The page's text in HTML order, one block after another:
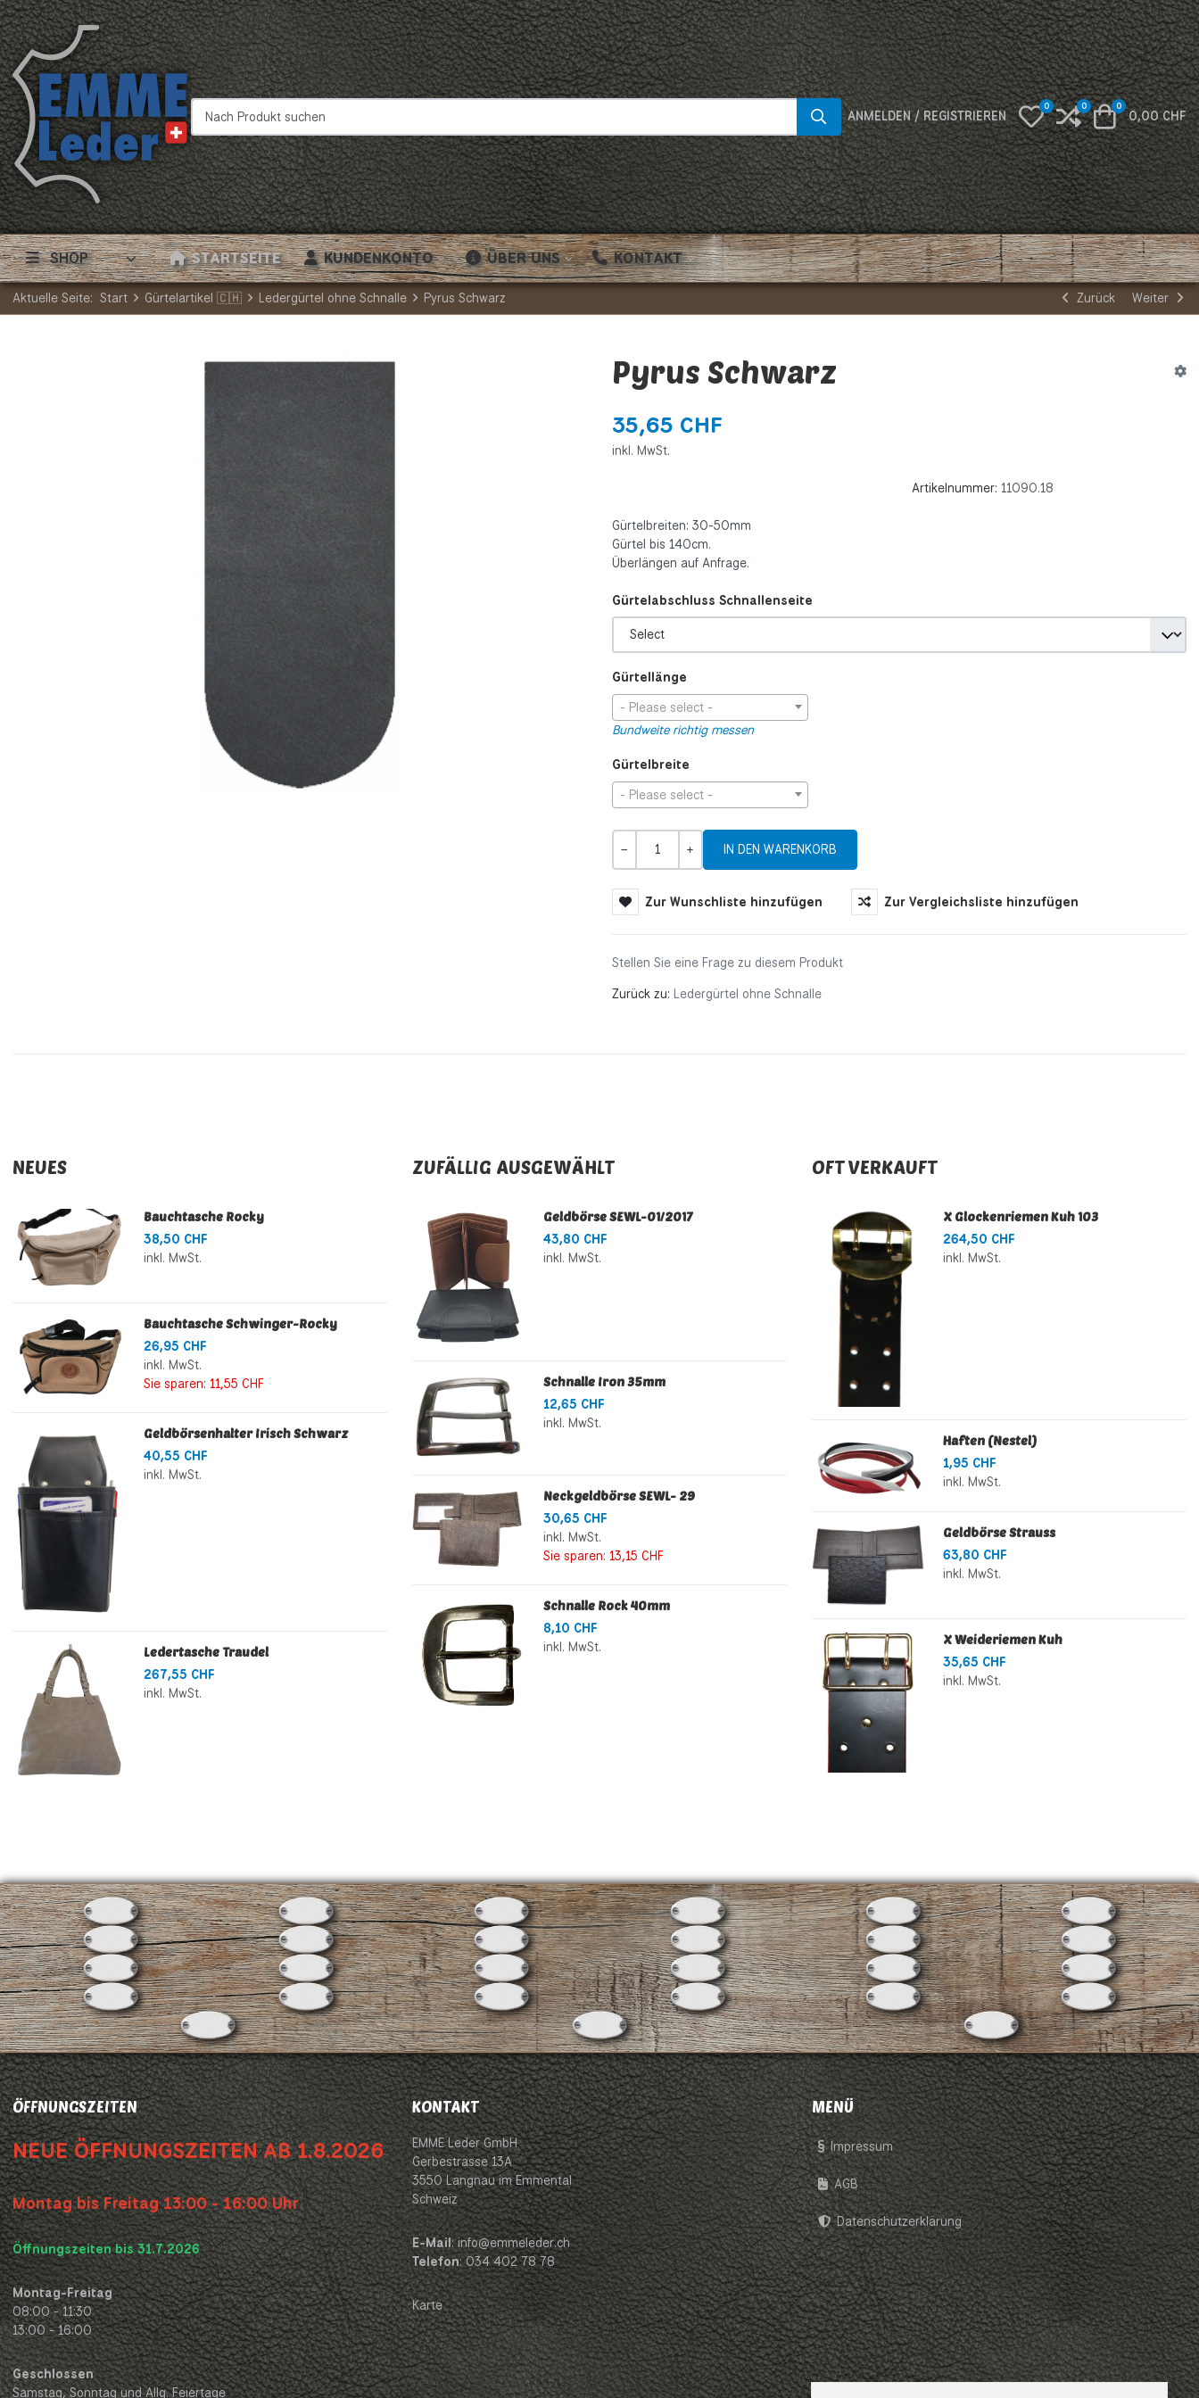
Nach Produkt suchen
ANMELDEN / REGISTRIEREN My Wishlist
0 Compare
0 Warenkorb
0
0,00 CHF
SHOP STARTSEITE KUNDENKONTO ÜBER UNS KONTAKT
Aktuelle Seite: Start Gürtelartikel 🇨🇭 Ledergürtel ohne Schnalle Pyrus Schwarz Zurück Weiter
Pyrus Schwarz
35,65 CHF
inkl. MwSt.
Artikelnummer: 11090.18
Gürtelbreiten: 30-50mm
Gürtel bis 140cm.
Überlängen auf Anfrage.
Gürtelabschluss Schnallenseite
Gürtellänge
- Please select -
Bundweite richtig messen
Gürtelbreite
- Please select -
Zur Wunschliste hinzufügen Zur Vergleichsliste hinzufügen
Stellen Sie eine Frage zu diesem Produkt
Zurück zu: Ledergürtel ohne Schnalle
NEUES
Bauchtasche Rocky
38,50 CHF
inkl. MwSt.
Bauchtasche Schwinger-Rocky
26,95 CHF
inkl. MwSt.
Sie sparen: 11,55 CHF
Geldbörsenhalter Irisch Schwarz
40,55 CHF
inkl. MwSt.
Ledertasche Traudel
267,55 CHF
inkl. MwSt.
ZUFÄLLIG AUSGEWÄHLT
Geldbörse SEWL-01/2017
43,80 CHF
inkl. MwSt.
Schnalle Iron 35mm
12,65 CHF
inkl. MwSt.
Neckgeldbörse SEWL- 29
30,65 CHF
inkl. MwSt.
Sie sparen: 13,15 CHF
Schnalle Rock 40mm
8,10 CHF
inkl. MwSt.
OFT VERKAUFT
X Glockenriemen Kuh 103
264,50 CHF
inkl. MwSt.
Haften (Nestel)
1,95 CHF
inkl. MwSt.
Geldbörse Strauss
63,80 CHF
inkl. MwSt.
X Weideriemen Kuh
35,65 CHF
inkl. MwSt.
ÖFFNUNGSZEITEN
NEUE ÖFFNUNGSZEITEN AB 1.8.2026
Montag bis Freitag 13:00 - 16:00 Uhr
Öffnungszeiten bis 31.7.2026
Montag-Freitag
08:00 - 11:30
13:00 - 16:00
Geschlossen
Samstag, Sonntag und Allg. Feiertage
KONTAKT
EMME Leder GmbH
Gerbestrasse 13A
3550 Langnau im Emmental
Schweiz
E-Mail: info@emmeleder.ch
Telefon: 034 402 78 78
Karte
MENÜ
Impressum
AGB
Datenschutzerklärung